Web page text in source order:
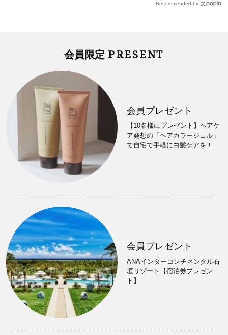
Recommended by
会員限定 PRESENT
会員プレゼント
【10名様にプレゼント】ヘアケ
ア発想の「ヘアカラージェル」
で自宅で手軽に白髪ケアを！
会員プレゼント
ANAインターコンチネンタル石
垣リゾート【宿泊券プレゼン
ト】